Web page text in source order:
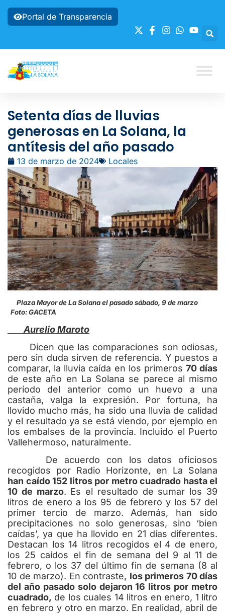
Portal de Transparencia
Setenta días de lluvias
generosas en La Solana, la
antítesis del año pasado
13 de marzo de 2024 Locales
Plaza Mayor de La Solana el pasado sábado, 9 de marzo
Foto: GACETA
Aurelio Maroto
Dicen que las comparaciones son odiosas,
pero sin duda sirven de referencia. Y puestos a
comparar, la lluvia caída en los primeros 70 días
de este año en La Solana se parece al mismo
período del anterior como un huevo a una
castaña, valga la expresión. Por fortuna, ha
llovido mucho más, ha sido una lluvia de calidad
y el resultado ya se está viendo, por ejemplo en
los embalses de la provincia. Incluido el Puerto
Vallehermoso, naturalmente.
De acuerdo con los datos oficiosos
recogidos por Radio Horizonte, en La Solana
han caído 152 litros por metro cuadrado hasta el
10 de marzo. Es el resultado de sumar los 39
litros de enero a los 95 de febrero y los 57 del
primer tercio de marzo. Además, han sido
precipitaciones no solo generosas, sino ‘bien
caídas’, ya que ha llovido en 21 días diferentes.
Destacan los 14 litros recogidos el 4 de enero,
los 25 caídos el fin de semana del 9 al 11 de
febrero, o los 37 del último fin de semana (8 al
10 de marzo). En contraste, los primeros 70 días
del año pasado solo dejaron 16 litros por metro
cuadrado, de los cuales 14 litros en enero, 1 litro
en febrero y otro en marzo. En realidad, abril de